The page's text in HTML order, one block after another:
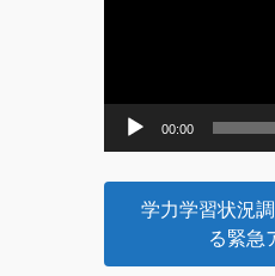
ヤ
00:00
学力学習状況
る緊急